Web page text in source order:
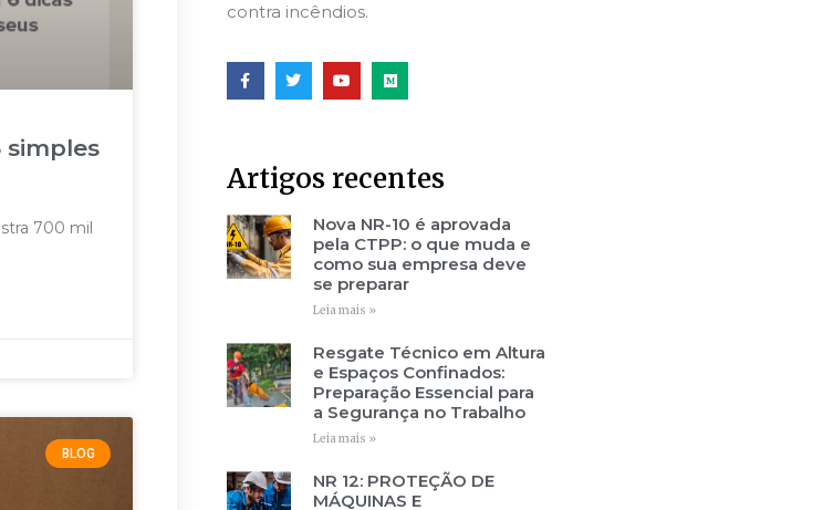
700 mil
BLOG
contra incêndios.
Artigos recentes
Nova NR-10 é aprovada
pela CTPP: o que muda e
como sua empresa deve
se preparar
Leia mais »
Resgate Técnico em Altura
e Espaços Confinados:
Preparação Essencial para
a Segurança no Trabalho
Leia mais »
NR 12: PROTEÇÃO DE
MÁQUINAS E